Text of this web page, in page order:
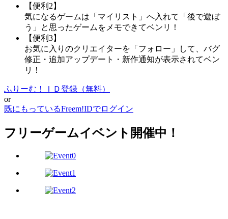
【便利2】
気になるゲームは「マイリスト」へ入れて「後で遊ぼ
う」と思ったゲームをメモできてベンリ！
【便利3】
お気に入りのクリエイターを「フォロー」して、バグ
修正・追加アップデート・新作通知が表示されてベン
リ！
ふりーむ！ＩＤ登録（無料）
or
既にもっているFreem!IDでログイン
フリーゲームイベント開催中！